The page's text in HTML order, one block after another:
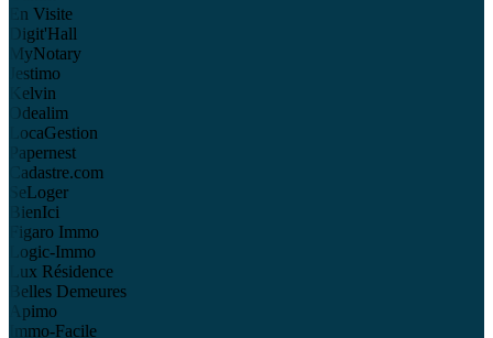
En Visite
Digit'Hall
MyNotary
Jestimo
Kelvin
Odealim
LocaGestion
Papernest
Cadastre.com
SeLoger
BienIci
Figaro Immo
Logic-Immo
Lux Résidence
Belles Demeures
Apimo
Immo-Facile